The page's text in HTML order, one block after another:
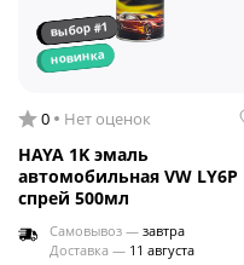
выбор #1
новинка
0 Нет оценок
HAYA 1K эмаль
автомобильная VW LY6P
спрей 500мл
Самовывоз — завтра
Доставка — 11 августа